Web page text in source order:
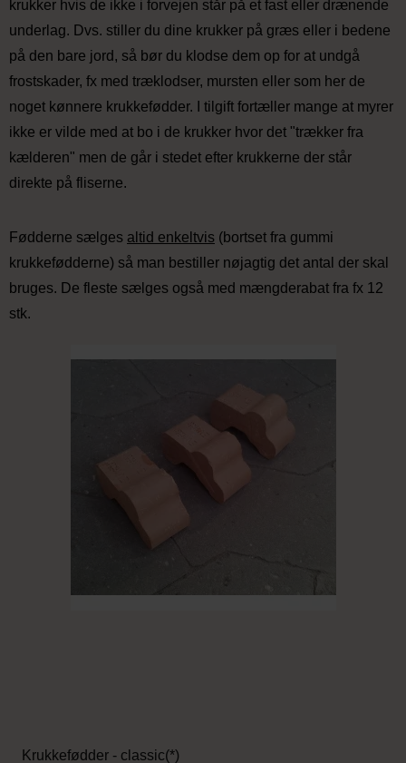
krukker hvis de ikke i forvejen står på et fast eller drænende
underlag. Dvs. stiller du dine krukker på græs eller i bedene
på den bare jord, så bør du klodse dem op for at undgå
frostskader, fx med træklodser, mursten eller som her de
noget kønnere krukkefødder. I tilgift fortæller mange at myrer
ikke er vilde med at bo i de krukker hvor det "trækker fra
kælderen" men de går i stedet efter krukkerne der står
direkte på fliserne.
Fødderne sælges altid enkeltvis (bortset fra gummi
krukkefødderne) så man bestiller nøjagtig det antal der skal
bruges. De fleste sælges også med mængderabat fra fx 12
stk.
Krukkefødder - classic(*)